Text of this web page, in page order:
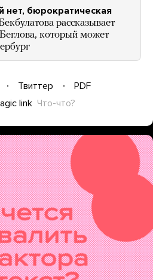
нет, бюрократическая
рассказывает
который может
Твиттер
PDF
link Что-что?